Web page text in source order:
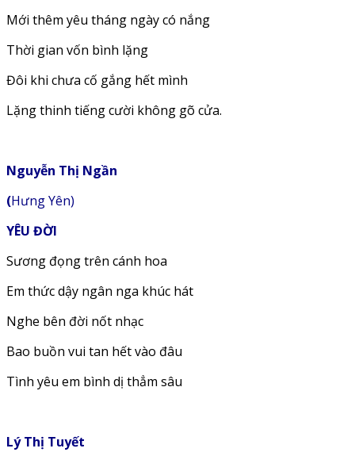
Mới thêm yêu tháng ngày có nắng
Thời gian vốn bình lặng
Đôi khi chưa cố gắng hết mình
Lặng thinh tiếng cười không gõ cửa.
Nguyễn Thị Ngần
(Hưng Yên)
YÊU ĐỜI
Sương đọng trên cánh hoa
Em thức dậy ngân nga khúc hát
Nghe bên đời nốt nhạc
Bao buồn vui tan hết vào đâu
Tình yêu em bình dị thẳm sâu
Lý Thị Tuyết